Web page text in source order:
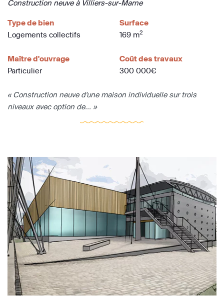
Construction neuve à Villiers-sur-Marne
Type de bien
Logements collectifs
Surface
169 m2
Maître d'ouvrage
Particulier
Coût des travaux
300 000€
« Construction neuve d'une maison individuelle sur trois
niveaux avec option de... »